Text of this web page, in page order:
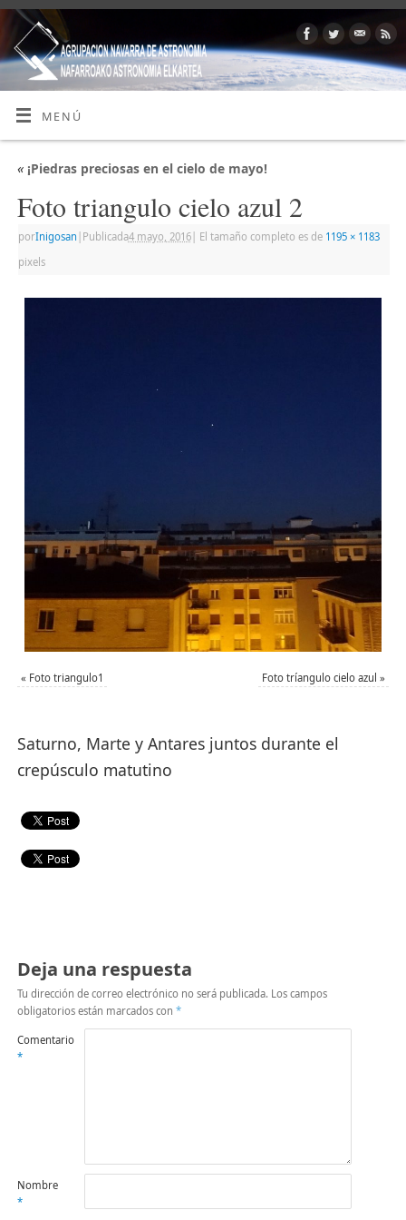
MENÚ
«¡Piedras preciosas en el cielo de mayo!
Foto triangulo cielo azul 2
porInigosan Publicada4 mayo, 2016| El tamaño completo es de 1195 × 1183
pixels
« Foto triangulo1 Foto tríangulo cielo azul »
Saturno, Marte y Antares juntos durante el
crepúsculo matutino
Deja una respuesta
Tu dirección de correo electrónico no será publicada. Los campos
obligatorios están marcados con *
Comentario
*
Nombre
*